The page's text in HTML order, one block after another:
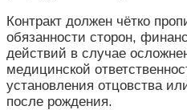
Контракт должен чётко
обязанности сторон,
действий в случае
медицинской
установления отцовства
после рождения.